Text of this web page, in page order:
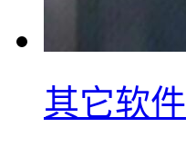
其它软件